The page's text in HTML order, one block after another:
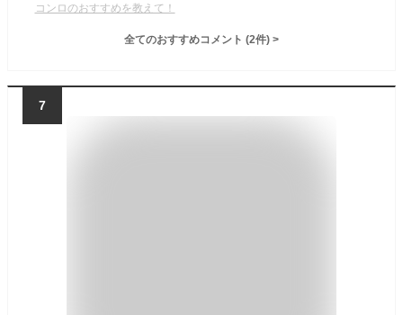
コンロのおすすめを教えて！
全てのおすすめコメント (2件) >
7